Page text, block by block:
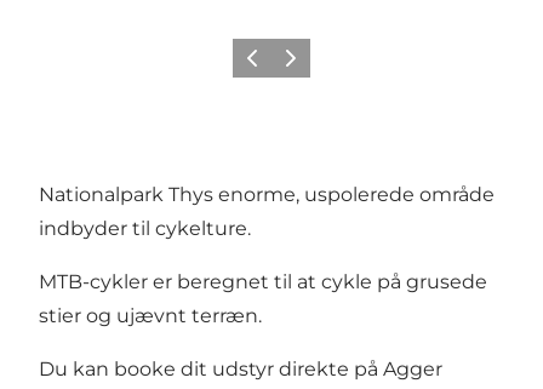
ForrigeNæste
Nationalpark Thys enorme, uspolerede område
indbyder til cykelture.
MTB-cykler er beregnet til at cykle på grusede
stier og ujævnt terræn.
Du kan booke dit udstyr direkte på Agger